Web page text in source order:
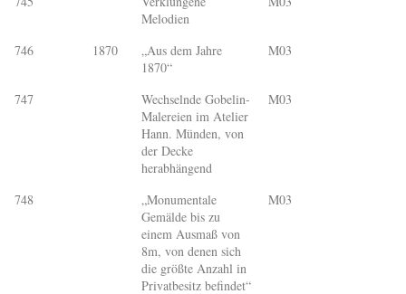
Melodien
746 1870
„Aus dem Jahre
1870“
M03
747
Wechselnde Gobelin-
Malereien im Atelier
Hann. Münden, von
der Decke
herabhängend
M03
748
„Monumentale
Gemälde bis zu
einem Ausmaß von
8m, von denen sich
die größte Anzahl in
Privatbesitz befindet“
M03